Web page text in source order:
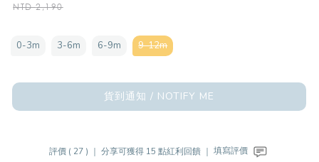
NTD2,190
0-3m 3-6m 6-9m 9-12m
貨到通知 / NOTIFY ME
評價 ( 27 ) ｜ 分享可獲得 15 點紅利回饋 ｜ 填寫評價